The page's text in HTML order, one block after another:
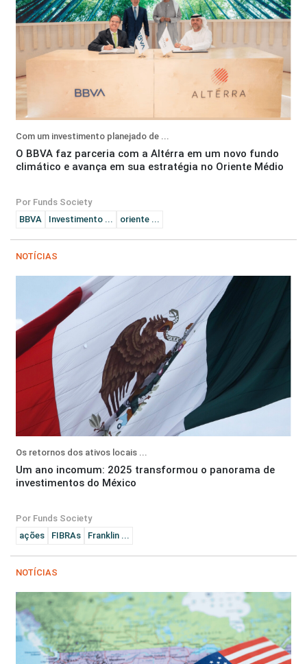
Com um investimento planejado de ...
O BBVA faz parceria com a Altérra em um novo fundo
climático e avança em sua estratégia no Oriente Médio
Por Funds Society
BBVA
Investimento ... oriente ...
NOTÍCIAS
Os retornos dos ativos locais ...
Um ano incomum: 2025 transformou o panorama de
investimentos do México
Por Funds Society
ações
FIBRAs Franklin ...
NOTÍCIAS